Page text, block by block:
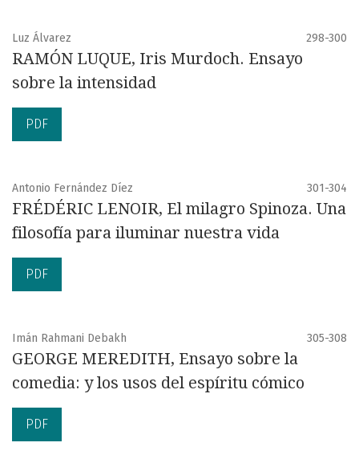
Luz Álvarez 298-300
RAMÓN LUQUE, Iris Murdoch. Ensayo
sobre la intensidad
PDF
Antonio Fernández Díez 301-304
FRÉDÉRIC LENOIR, El milagro Spinoza. Una
filosofía para iluminar nuestra vida
PDF
Imán Rahmani Debakh 305-308
GEORGE MEREDITH, Ensayo sobre la
comedia: y los usos del espíritu cómico
PDF